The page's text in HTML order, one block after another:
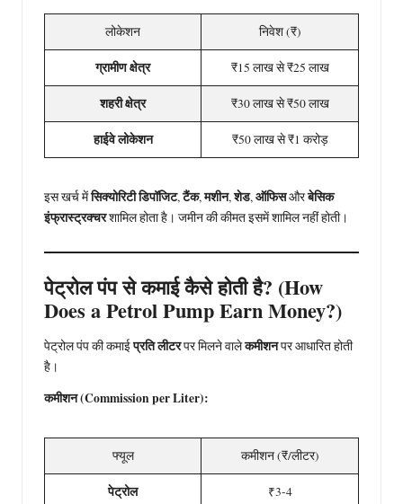
लोकेशन निवेश (₹)
ग्रामीण क्षेत्र ₹15 लाख से ₹25 लाख
शहरी क्षेत्र ₹30 लाख से ₹50 लाख
हाईवे लोकेशन ₹50 लाख से ₹1 करोड़
इस खर्च मेंसिक्योरिटी डिपॉजिट,टैंक,मशीन,शेड,ऑफिसऔरबेसिक
इंफ्रास्ट्रक्चरशामिल होता है। जमीन की कीमत इसमें शामिल नहीं होती।
पेट्रोल पंप से कमाई कैसे होती है? (How
Does a Petrol Pump Earn Money?)
पेट्रोल पंप की कमाईप्रति लीटरपर मिलने वालेकमीशनपर आधारित होती
है।
कमीशन (Commission per Liter):
फ्यूल कमीशन (₹/लीटर)
पेट्रोल ₹3-4